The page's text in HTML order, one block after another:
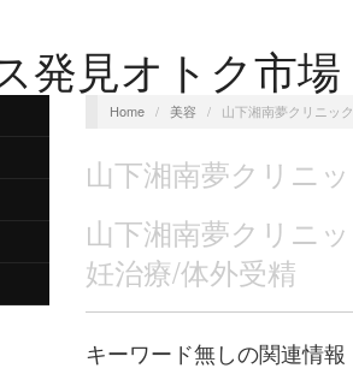
発見オトク市場
Home / 美容 / 山下湘南夢クリニック
山下湘南夢クリニ
山下湘南夢クリニ
妊治療/体外受精
キーワード無しの関連情報